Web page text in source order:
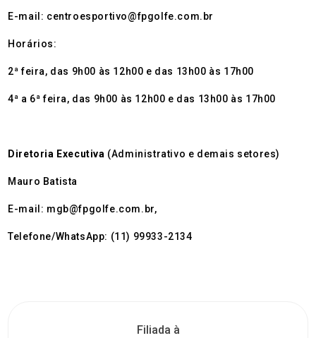
E-mail: centroesportivo@fpgolfe.com.br
Horários:
2ª feira, das 9h00 às 12h00 e das 13h00 às 17h00
4ª a 6ª feira, das 9h00 às 12h00 e das 13h00 às 17h00
Diretoria Executiva (Administrativo e demais setores)
Mauro Batista
E-mail: mgb@fpgolfe.com.br,
Telefone/WhatsApp: (11) 99933-2134
Filiada à